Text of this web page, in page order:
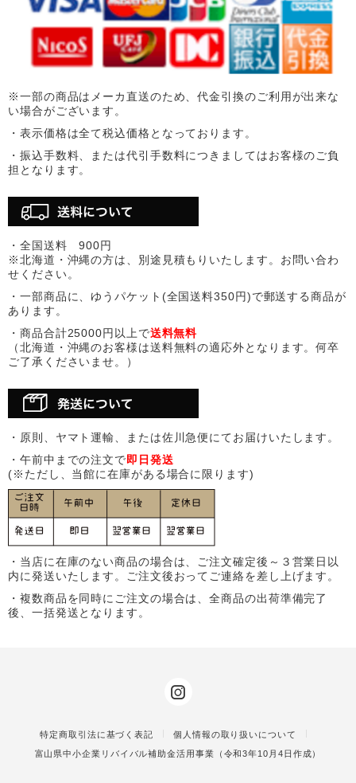
※一部の商品はメーカ直送のため、代金引換のご利用が出来な
い場合がございます。
・表示価格は全て税込価格となっております。
・振込手数料、または代引手数料につきましてはお客様のご負
担となります。
・全国送料 900円
※北海道・沖縄の方は、別途見積もりいたします。お問い合わ
せください。
・一部商品に、ゆうパケット(全国送料350円)で郵送する商品が
あります。
・商品合計25000円以上で送料無料
（北海道・沖縄のお客様は送料無料の適応外となります。何卒
ご了承くださいませ。）
・原則、ヤマト運輸、または佐川急便にてお届けいたします。
・午前中までの注文で即日発送
(※ただし、当館に在庫がある場合に限ります)
・当店に在庫のない商品の場合は、ご注文確定後～３営業日以
内に発送いたします。ご注文後おってご連絡を差し上げます。
・複数商品を同時にご注文の場合は、全商品の出荷準備完了
後、一括発送となります。
特定商取引法に基づく表記
個人情報の取り扱いについて
富山県中小企業リバイバル補助金活用事業（令和3年10月4日作成）